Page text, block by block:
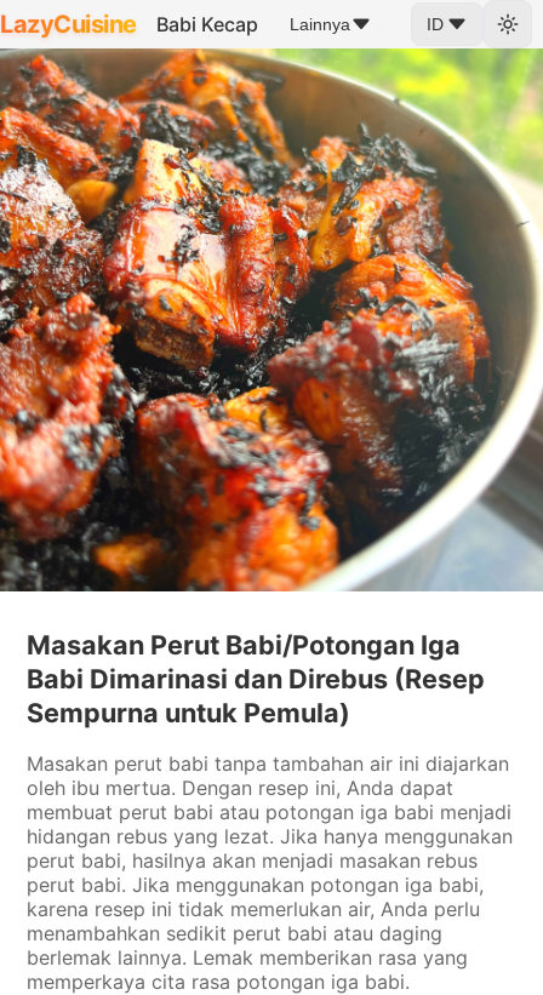
LazyCuisine Babi Kecap Lainnya ID
Masakan Perut Babi/Potongan Iga
Babi Dimarinasi dan Direbus (Resep
Sempurna untuk Pemula)
Masakan perut babi tanpa tambahan air ini diajarkan
oleh ibu mertua. Dengan resep ini, Anda dapat
membuat perut babi atau potongan iga babi menjadi
hidangan rebus yang lezat. Jika hanya menggunakan
perut babi, hasilnya akan menjadi masakan rebus
perut babi. Jika menggunakan potongan iga babi,
karena resep ini tidak memerlukan air, Anda perlu
menambahkan sedikit perut babi atau daging
berlemak lainnya. Lemak memberikan rasa yang
memperkaya cita rasa potongan iga babi.